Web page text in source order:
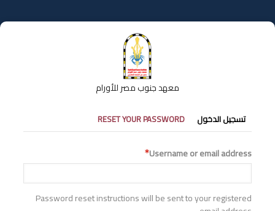
إلى
المحتوى
معهد جنوب مصر للأورام
التبويبات
الأساسية
تسجيل الدخول RESET YOUR PASSWORD
Username or email address
Password reset instructions will be sent to your registered